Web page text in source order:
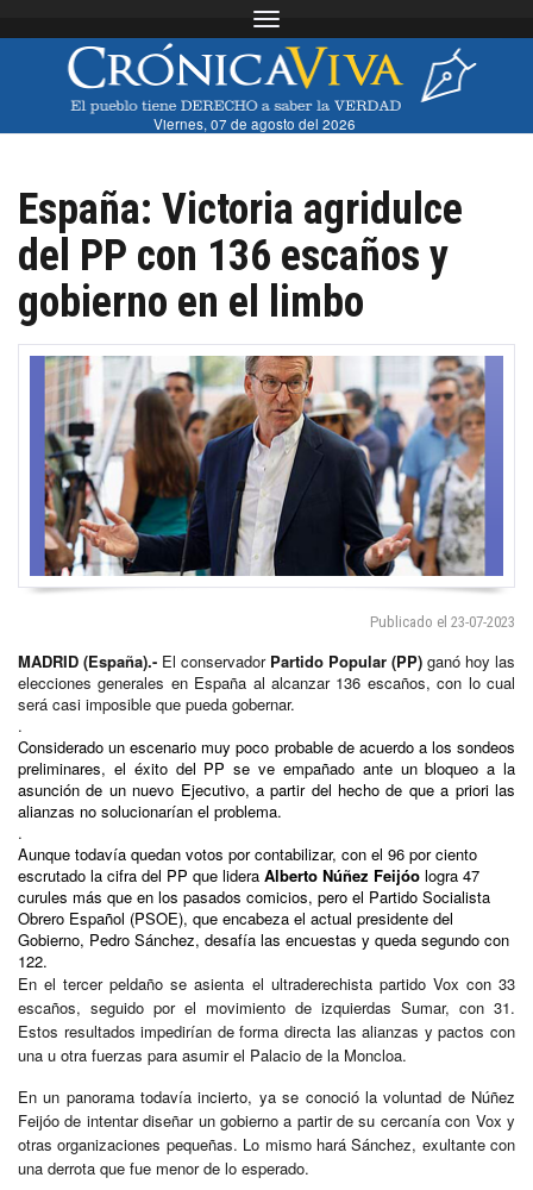
Toggle navigation
Viernes, 07 de agosto del 2026
España: Victoria agridulce
del PP con 136 escaños y
gobierno en el limbo
Publicado el 23-07-2023
MADRID (España).- El conservador Partido Popular (PP) ganó hoy las
elecciones generales en España al alcanzar 136 escaños, con lo cual
será casi imposible que pueda gobernar.
.
Considerado un escenario muy poco probable de acuerdo a los sondeos
preliminares, el éxito del PP se ve empañado ante un bloqueo a la
asunción de un nuevo Ejecutivo, a partir del hecho de que a priori las
alianzas no solucionarían el problema.
.
Aunque todavía quedan votos por contabilizar, con el 96 por ciento
escrutado la cifra del PP que lidera Alberto Núñez Feijóo logra 47
curules más que en los pasados comicios, pero el Partido Socialista
Obrero Español (PSOE), que encabeza el actual presidente del
Gobierno, Pedro Sánchez, desafía las encuestas y queda segundo con
122.
En el tercer peldaño se asienta el ultraderechista partido Vox con 33
escaños, seguido por el movimiento de izquierdas Sumar, con 31.
Estos resultados impedirían de forma directa las alianzas y pactos con
una u otra fuerzas para asumir el Palacio de la Moncloa.
En un panorama todavía incierto, ya se conoció la voluntad de Núñez
Feijóo de intentar diseñar un gobierno a partir de su cercanía con Vox y
otras organizaciones pequeñas. Lo mismo hará Sánchez, exultante con
una derrota que fue menor de lo esperado.